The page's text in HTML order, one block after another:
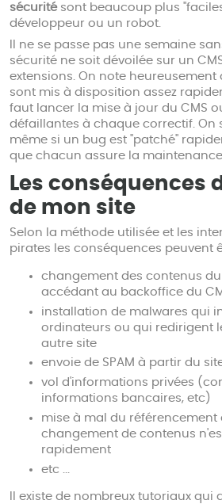
sécuritésont beaucoup plus
développeur ou un robot.
Il ne se passe pas une semaine
sécurité ne soit dévoilée sur un
extensions. On note heureusement
sont mis à disposition assez
faut lancer la mise à jour du CMS
défaillantes à chaque correctif. On
même si un bug est "patché"
que chacun assure la
Les conséquences
de mon site
Selon la méthode utilisée et les
pirates les conséquences peuvent
changement des contenus
accédant au backoffice du
installation de malwares qui
ordinateurs ou qui redirigent
autre site
envoie de SPAM à partir du
vol d'informations privées
informations bancaires, etc)
mise à mal du référencement
changement de contenus
rapidement
etc ...
Il existe de nombreux tutoriaux qui